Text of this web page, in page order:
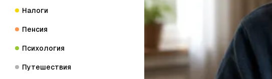
Налоги
Пенсия
Психология
Путешествия